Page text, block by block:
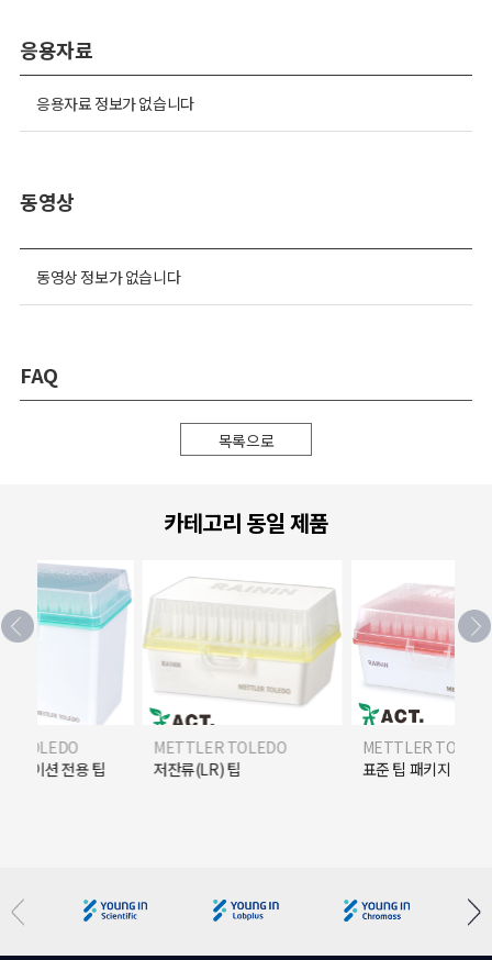
응용자료
응용자료 정보가 없습니다
동영상
동영상 정보가 없습니다
FAQ
목록으로
카테고리 동일 제품
TOLEDO
케이션 전용 팁
METTLER TOLEDO
저잔류(LR) 팁
METTLER
표준 팁 패키지